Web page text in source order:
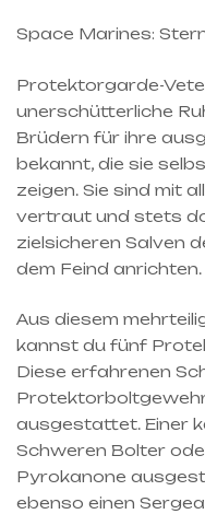
Space Marines:
Protektorgarde-
unerschütterliche
Brüdern für ihre
bekannt, die sie
zeigen. Sie sind mit
vertraut und stets
zielsicheren Salven
dem Feind anrichten.
Aus diesem
kannst du fünf
Diese erfahrenen
ausgestattet. Einer
Schweren Bolter
Pyrokanone
ebenso einen